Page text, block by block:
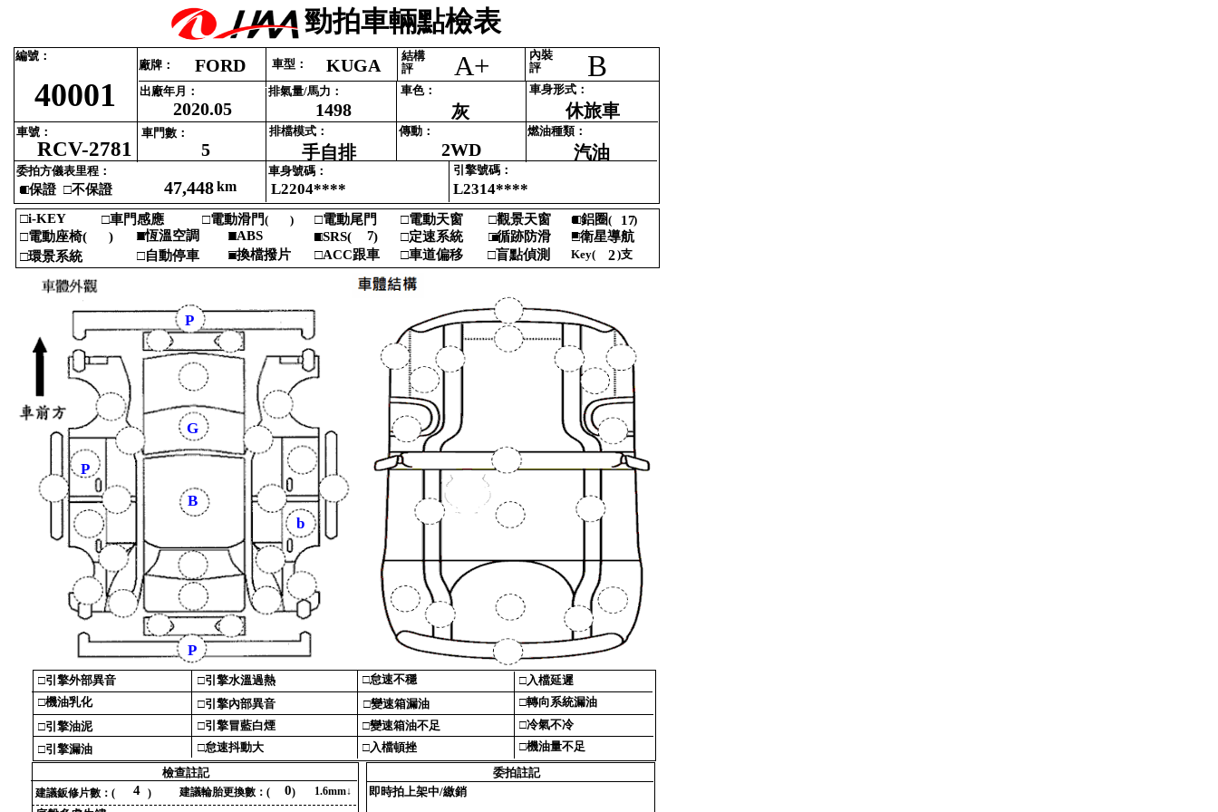
□‎變速箱漏油‎
勁拍車輛點檢表‎
編號‎ ：‎
車號‎ ：‎
廠牌‎ ：‎
傳動‎ ：‎
車色‎：‎
車門數‎ ：‎
車型‎ ：‎
排檔模式‎ ：‎
車身形式‎ ：‎
出廠年月‎ ：‎ 排氣量‎/‎馬力‎ ：‎
燃油種類‎：‎
委拍方儀表里程‎ ：‎ 車身號碼‎ ：‎
□‎保證 ‎ □‎不保證‎
結構‎
評‎
內裝‎
評‎
□‎恆溫空調‎
引擎號碼‎ ：‎
40001
FORD
2WD
灰
5
RCV-2781
KUGA
手自排
休旅車
2020.05 1498
汽油
47,448km L2204**** L2314****
■
■
■
■
■
4 0
P
G
P
B
b
P
A+ B
■
□ABS‎ □SRS‎(‎ ‎)‎
□‎電動座椅‎(‎ )‎
□‎電動天窗‎ □‎鋁圈‎(‎ ‎)‎
□‎衛星導航 ‎
7
檢查註記‎
□‎怠速抖動大‎
□‎引擎內部異音‎
□‎引擎水溫過熱‎
□‎機油量不足‎
□‎引擎外部異音‎
□‎引擎漏油‎
□‎怠速不穩‎
□‎機油乳化‎
□‎入檔頓挫‎
□‎轉向系統漏油‎
□‎變速箱油不足‎
□‎入檔延遲‎
1‎.‎6‎mm↓‎
委拍註記‎
建議鈑修片數‎ ：‎ (‎ ‎ )‎ 建議輪胎更換數‎ ：‎ (‎ ‎)‎
Key‎(‎ ‎ )‎支‎
2
即時拍上架中/繳銷
□‎引擎油泥‎ □‎引擎冒藍白煙‎ □‎冷氣不冷‎
□‎電動滑門‎(‎ )‎ □‎電動尾門‎ □‎觀景天窗‎
□‎定速系統‎ □‎循跡防滑‎
□i‎-‎KEY‎
■‎
□‎車門感應‎
□‎換檔撥片‎ □ACC‎跟車‎ □‎盲點偵測‎
■
□‎環景系統‎ □‎車道偏移‎
□‎自動停車‎
17